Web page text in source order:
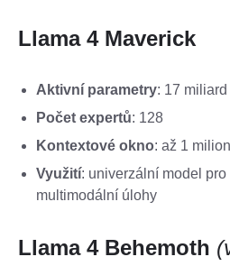
Llama 4 Maverick
Aktivní parametry: 17
Počet expertů: 128
Kontextové okno: až 1
Využití: univerzální model
multimodální úlohy​
Llama 4 Behemoth